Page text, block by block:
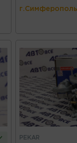
PEKAR